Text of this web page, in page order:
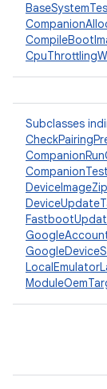
Subclasses